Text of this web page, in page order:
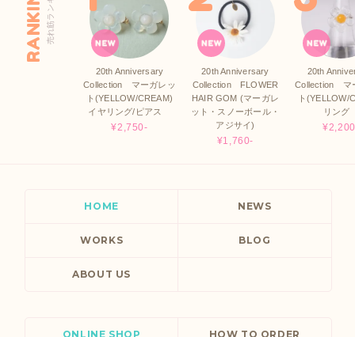
RANKING
20th Anniversary
Collection マーガレッ
ト(YELLOW/CREAM)
イヤリング/ピアス
¥2,750-
20th Anniversary
Collection FLOWER
HAIR GOM (マーガレ
ット・スノーボール・
アジサイ)
¥1,760-
20th
Collection マ
ト(YELLOW/
リン
HOME NEWS
WORKS BLOG
ABOUT US
ONLINE SHOP HOW TO ORDER